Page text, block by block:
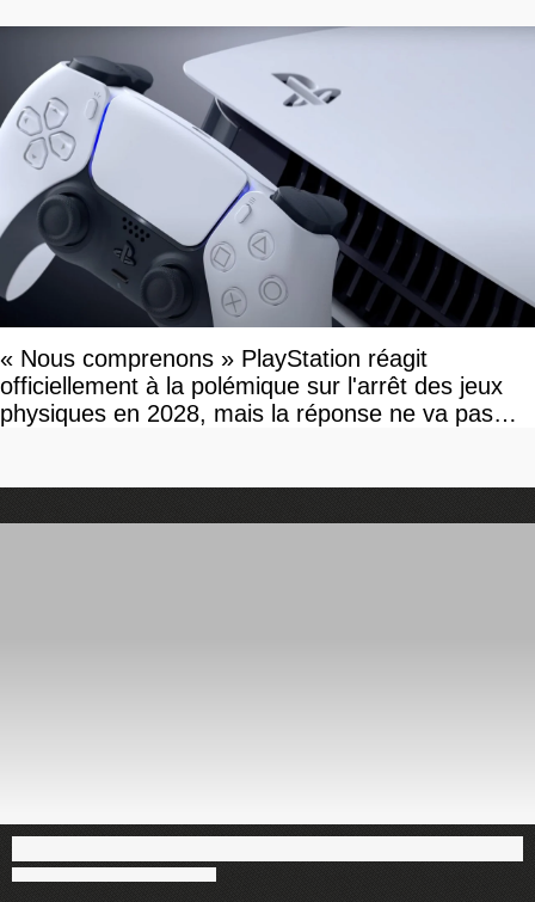
« Nous comprenons » PlayStation réagit
officiellement à la polémique sur l'arrêt des jeux
physiques en 2028, mais la réponse ne va pas